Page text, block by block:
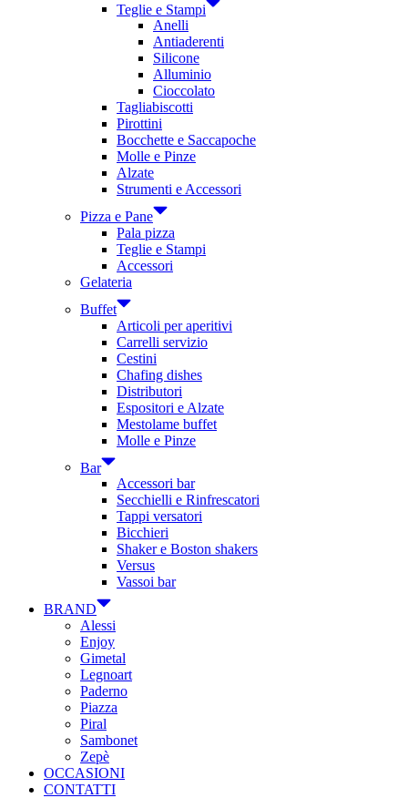
Teglie e Stampi
Anelli
Antiaderenti
Silicone
Alluminio
Cioccolato
Tagliabiscotti
Pirottini
Bocchette e Saccapoche
Molle e Pinze
Alzate
Strumenti e Accessori
Pizza e Pane
Pala pizza
Teglie e Stampi
Accessori
Gelateria
Buffet
Articoli per aperitivi
Carrelli servizio
Cestini
Chafing dishes
Distributori
Espositori e Alzate
Mestolame buffet
Molle e Pinze
Bar
Accessori bar
Secchielli e Rinfrescatori
Tappi versatori
Bicchieri
Shaker e Boston shakers
Versus
Vassoi bar
BRAND
Alessi
Enjoy
Gimetal
Legnoart
Paderno
Piazza
Piral
Sambonet
Zepè
OCCASIONI
CONTATTI